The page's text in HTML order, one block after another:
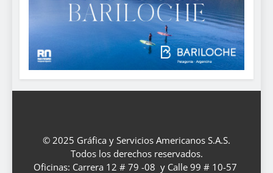
© 2025 Gráfica y Servicios Americanos S.A.S.
Todos los derechos reservados.
Oficinas: Carrera 12 # 79 -08 y Calle 99 # 10-57